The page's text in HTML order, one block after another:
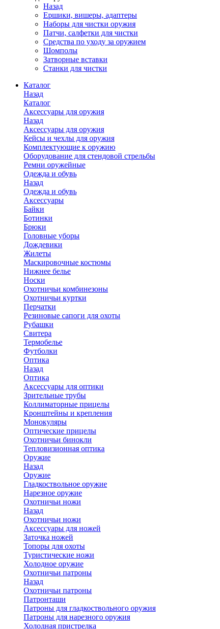
Назад
Ершики, вишеры, адаптеры
Наборы для чистки оружия
Патчи, салфетки для чистки
Средства по уходу за оружием
Шомполы
Затворные вставки
Станки для чистки
Каталог
Назад
Каталог
Аксессуары для оружия
Назад
Аксессуары для оружия
Кейсы и чехлы для оружия
Комплектующие к оружию
Оборудование для стендовой стрельбы
Ремни оружейные
Одежда и обувь
Назад
Одежда и обувь
Аксессуары
Байки
Ботинки
Брюки
Головные уборы
Дождевики
Жилеты
Маскировочные костюмы
Нижнее белье
Носки
Охотничьи комбинезоны
Охотничьи куртки
Перчатки
Резиновые сапоги для охоты
Рубашки
Свитера
Термобелье
Футболки
Оптика
Назад
Оптика
Аксессуары для оптики
Зрительные трубы
Коллиматорные прицелы
Кронштейны и крепления
Монокуляры
Оптические прицелы
Охотничьи бинокли
Тепловизионная оптика
Оружие
Назад
Оружие
Гладкоствольное оружие
Нарезное оружие
Охотничьи ножи
Назад
Охотничьи ножи
Аксессуары для ножей
Заточка ножей
Топоры для охоты
Туристические ножи
Холодное оружие
Охотничьи патроны
Назад
Охотничьи патроны
Патронташи
Патроны для гладкоствольного оружия
Патроны для нарезного оружия
Холодная пристрелка